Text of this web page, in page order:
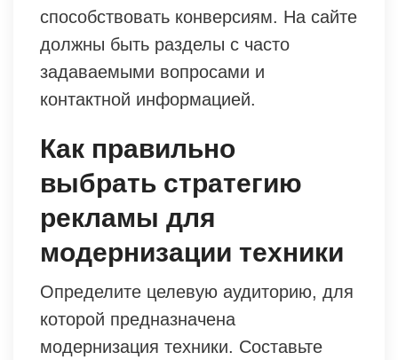
способствовать конверсиям. На сайте
должны быть разделы с часто
задаваемыми вопросами и
контактной информацией.
Как правильно
выбрать стратегию
рекламы для
модернизации техники
Определите целевую аудиторию, для
которой предназначена
модернизация техники. Составьте